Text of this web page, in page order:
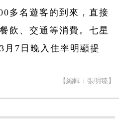
多名遊客的到來，直接
飲、交通等消費。七星
月7日晚入住率明顯提
【編輯：張明臻】